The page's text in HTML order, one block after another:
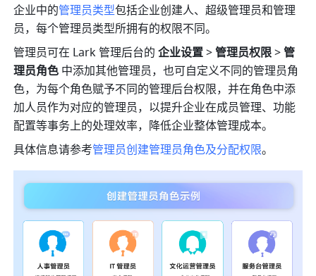
企业中的管理员类型包括企业创建人、超级管理员和管理
员，每个管理员类型所拥有的权限不同。
管理员可在 Lark 管理后台的 企业设置 > 管理员权限 > 管
理员角色 中添加其他管理员，也可自定义不同的管理员角
色，为每个角色赋予不同的管理后台权限，并在角色中添
加人员作为对应的管理员，以提升企业在成员管理、功能
配置等事务上的处理效率，降低企业整体管理成本。
具体信息请参考管理员创建管理员角色及分配权限。